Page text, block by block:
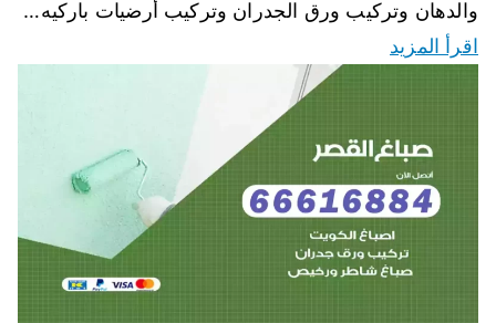
والدهان وتركيب ورق الجدران وتركيب أرضيات باركيه…
اقرأ المزيد